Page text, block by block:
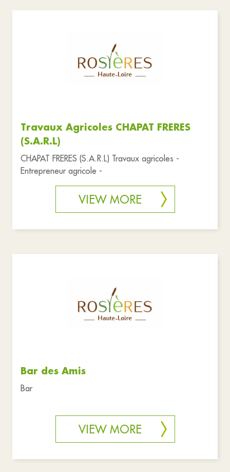
Travaux Agricoles CHAPAT FRERES
(S.A.R.L)
CHAPAT FRERES (S.A.R.L) Travaux agricoles -
Entrepreneur agricole -
VIEW MORE
Bar des Amis
Bar
VIEW MORE